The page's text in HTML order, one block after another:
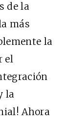
de la
más
la
el
la
Ahora